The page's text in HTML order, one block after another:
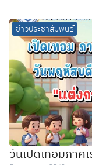
ข่าวประชาสัมพันธ์
วันเปิดเทอมภา